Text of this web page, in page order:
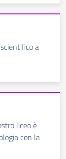
a
liceo è
con la